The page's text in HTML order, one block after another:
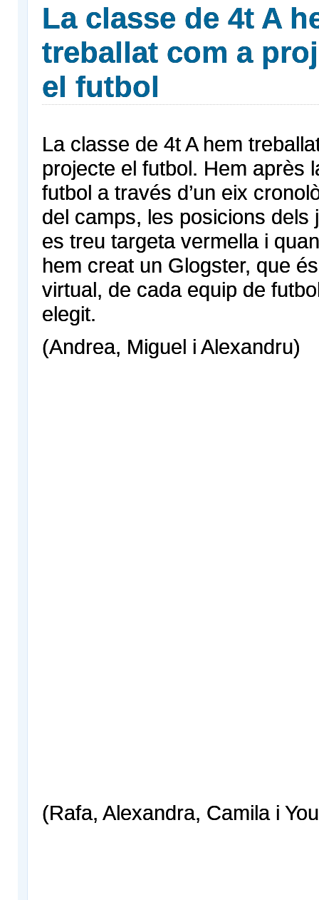
La classe de 4t A
treballat com a
el futbol
La classe de 4t A hem
projecte el futbol. Hem après
futbol a través d’un eix
del camps, les posicions dels
es treu targeta vermella i
hem creat un Glogster, que
virtual, de cada equip de
elegit.
(Andrea, Miguel i Alexandru)
(Rafa, Alexandra, Camila i